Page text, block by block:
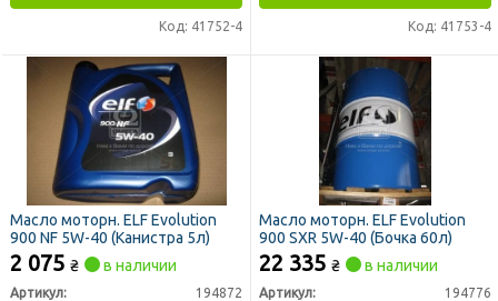
Код: 41752-4 Код: 41753-4
Масло моторн. ELF Evolution
900 NF 5W-40 (Канистра 5л)
2 075 ₴ в наличии
Артикул:
194872
Масло моторн. ELF Evolution
900 SXR 5W-40 (Бочка 60л)
22 335 ₴ в наличии
Артикул:
194776